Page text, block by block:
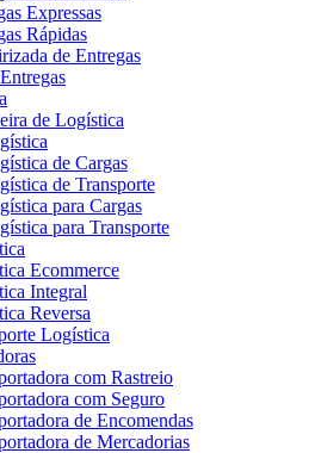
Expressas
Rápidas
de Entregas
de Logística
de Cargas
de Transporte
para Cargas
para Transporte
Ecommerce
Integral
Reversa
Logística
com Rastreio
com Seguro
de Encomendas
de Mercadorias